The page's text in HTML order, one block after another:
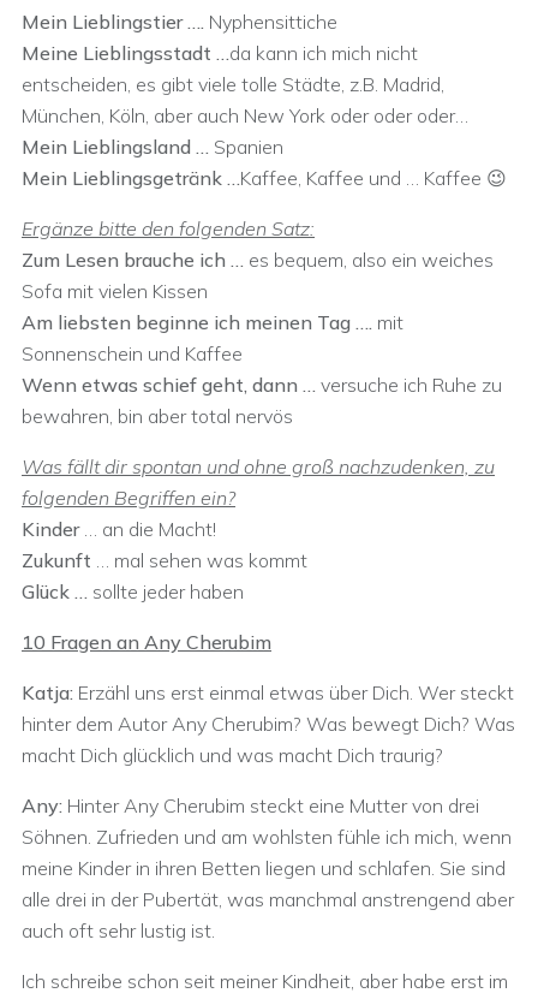
Mein Lieblingstier …. Nyphensittiche
Meine Lieblingsstadt …da kann ich mich nicht
entscheiden, es gibt viele tolle Städte, z.B. Madrid,
München, Köln, aber auch New York oder oder oder…
Mein Lieblingsland … Spanien
Mein Lieblingsgetränk …Kaffee, Kaffee und … Kaffee 😉
Ergänze bitte den folgenden Satz:
Zum Lesen brauche ich … es bequem, also ein weiches
Sofa mit vielen Kissen
Am liebsten beginne ich meinen Tag …. mit
Sonnenschein und Kaffee
Wenn etwas schief geht, dann … versuche ich Ruhe zu
bewahren, bin aber total nervös
Was fällt dir spontan und ohne groß nachzudenken, zu
folgenden Begriffen ein?
Kinder… an die Macht!
Zukunft … mal sehen was kommt
Glück … sollte jeder haben
10 Fragen an Any Cherubim
Katja: Erzähl uns erst einmal etwas über Dich. Wer steckt
hinter dem Autor Any Cherubim? Was bewegt Dich? Was
macht Dich glücklich und was macht Dich traurig?
Any: Hinter Any Cherubim steckt eine Mutter von drei
Söhnen. Zufrieden und am wohlsten fühle ich mich, wenn
meine Kinder in ihren Betten liegen und schlafen. Sie sind
alle drei in der Pubertät, was manchmal anstrengend aber
auch oft sehr lustig ist.
Ich schreibe schon seit meiner Kindheit, aber habe erst im